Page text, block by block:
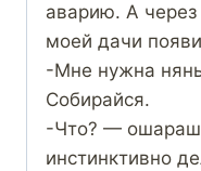
аварию. А через
моей дачи
-Мне нужна
Собирайся.
-Что? —
инстинктивно